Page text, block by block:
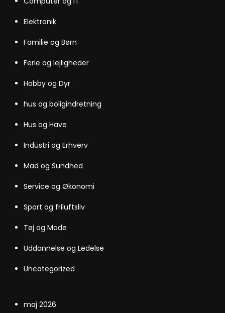
Elektronik
Familie og Børn
Ferie og lejligheder
Hobby og Dyr
hus og boligindretning
Hus og Have
Industri og Erhverv
Mad og Sundhed
Service og Økonomi
Sport og friluftsliv
Tøj og Mode
Uddannelse og Ledelse
Uncategorized
maj 2026